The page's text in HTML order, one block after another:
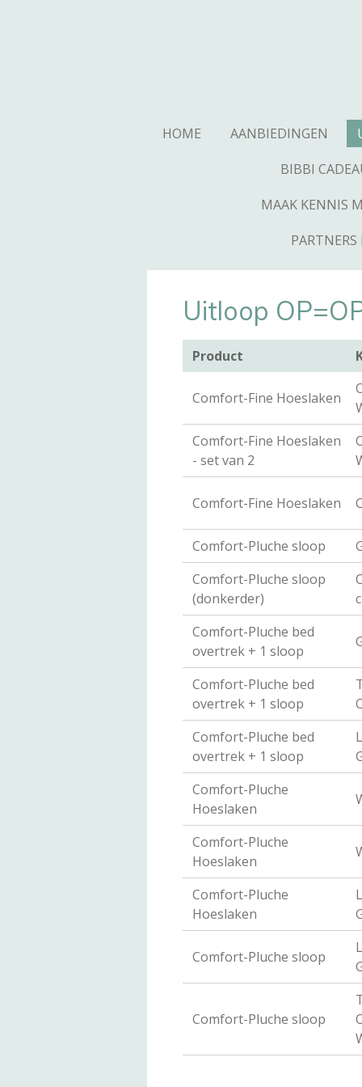
HOME AANBIEDINGEN
BIBBI
MAAK KENNIS
Uitloop
Product
Comfort-Fine Hoeslaken
Comfort-Fine Hoeslaken
- set van 2
Comfort-Fine Hoeslaken
Comfort-Pluche sloop
Comfort-Pluche sloop
(donkerder)
Comfort-Pluche bed
overtrek + 1 sloop
Comfort-Pluche bed
overtrek + 1 sloop
Comfort-Pluche bed
overtrek + 1 sloop
Comfort-Pluche
Hoeslaken
Comfort-Pluche
Hoeslaken
Comfort-Pluche
Hoeslaken
Comfort-Pluche sloop
Comfort-Pluche sloop